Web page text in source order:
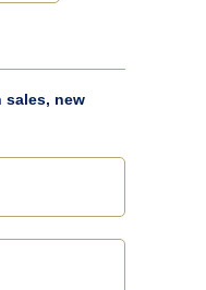
sales, new